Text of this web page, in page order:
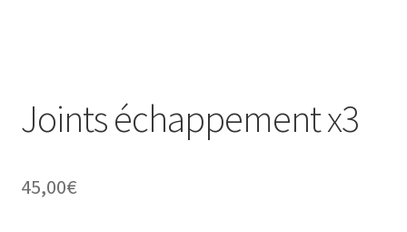
Joints échappement x3
45,00€